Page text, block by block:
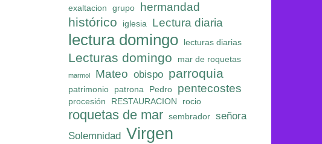
exaltacion grupo hermandad
histórico iglesia Lectura diaria
lectura domingo lecturas diarias
Lecturas domingo mar de roquetas
marmol Mateo obispo parroquia
patrimonio patrona Pedro pentecostes
procesión RESTAURACION rocio
roquetas de mar sembrador señora
Solemnidad Virgen